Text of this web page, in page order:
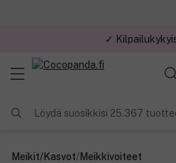
✓
Löydä suosikkisi 25.367
Meikit/Kasvot/Meikkivoiteet